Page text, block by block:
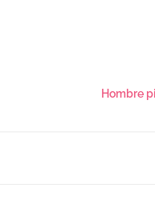
Hombre